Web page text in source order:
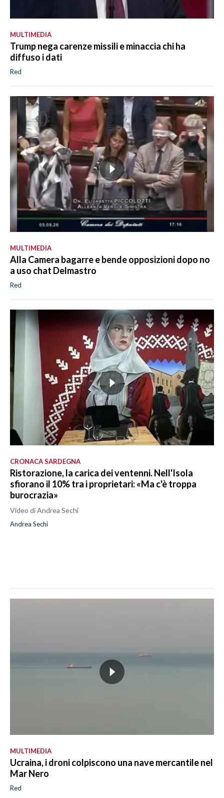
MULTIMEDIA
Trump nega carenze missili e minaccia chi ha
diffuso i dati
Red
MULTIMEDIA
Alla Camera bagarre e bende opposizioni dopo no
a uso chat Delmastro
Red
CRONACA SARDEGNA
Ristorazione, la carica dei ventenni. Nell'Isola
sfiorano il 10% tra i proprietari: «Ma c'è troppa
burocrazia»
Video di Andrea Sechi
Andrea Sechi
MULTIMEDIA
Ucraina, i droni colpiscono una nave mercantile nel
Mar Nero
Red